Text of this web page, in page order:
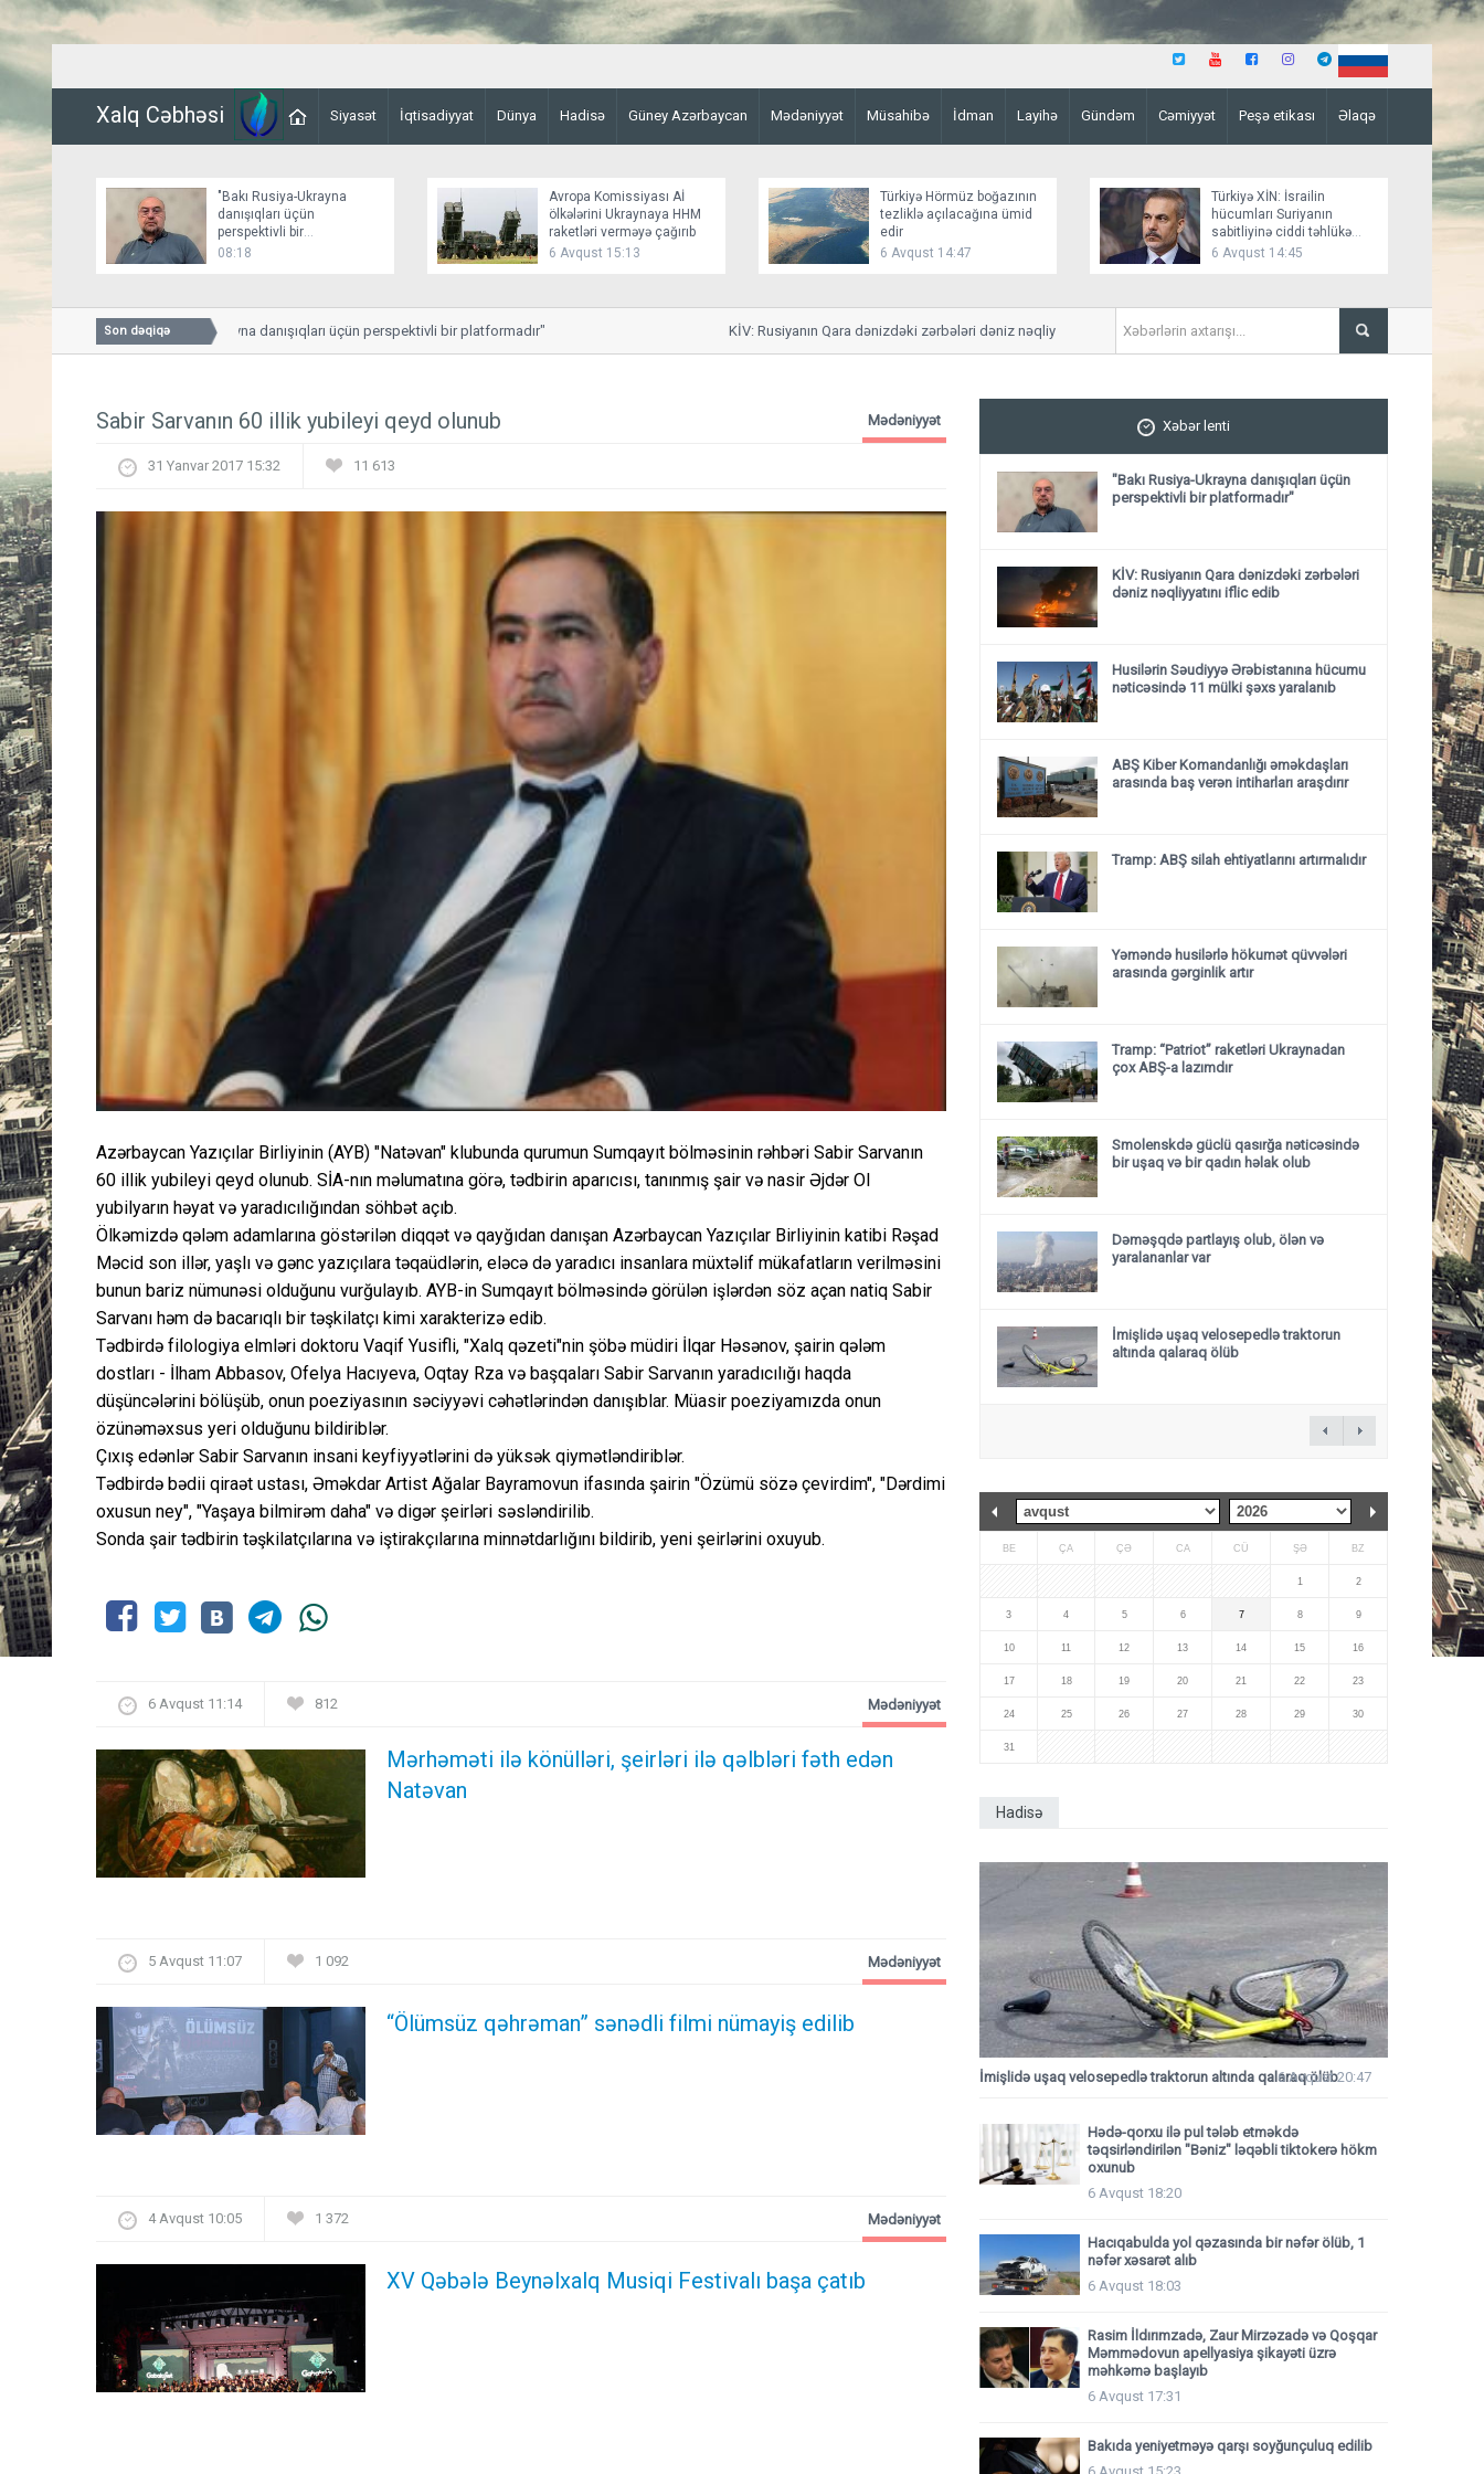
Xalq Cəbhəsi Siyasət İqtisadiyyat Dünya Hadisə Güney Azərbaycan Mədəniyyət Müsahibə İdman Layihə Gündəm Cəmiyyət Peşə etikası Əlaqə
"Bakı Rusiya-Ukrayna
danışıqları üçün
perspektivli bir
platformadır"
08:18
Avropa Komissiyası Aİ
ölkələrini Ukraynaya HHM
raketləri verməyə çağırıb
6 Avqust 15:13
Türkiyə Hörmüz boğazının
tezliklə açılacağına ümid
edir
6 Avqust 14:47
Türkiyə XİN: İsrailin
hücumları Suriyanın
sabitliyinə ciddi təhlükə
yaradır
6 Avqust 14:45
Son dəqiqə
"Bakı Rusiya-Ukrayna danışıqları üçün perspektivli bir platformadır" KİV: Rusiyanın Qara dənizdəki zərbələri dəniz nəqliyyatını iflic edib Husilərin Səudiyyə
Sabir Sarvanın 60 illik yubileyi qeyd olunub Mədəniyyət
31 Yanvar 2017 15:32 11 613
Azərbaycan Yazıçılar Birliyinin (AYB) "Natəvan" klubunda qurumun Sumqayıt bölməsinin rəhbəri Sabir Sarvanın
60 illik yubileyi qeyd olunub. SİA-nın məlumatına görə, tədbirin aparıcısı, tanınmış şair və nasir Əjdər Ol
yubilyarın həyat və yaradıcılığından söhbət açıb.
Ölkəmizdə qələm adamlarına göstərilən diqqət və qayğıdan danışan Azərbaycan Yazıçılar Birliyinin katibi Rəşad
Məcid son illər, yaşlı və gənc yazıçılara təqaüdlərin, eləcə də yaradıcı insanlara müxtəlif mükafatların verilməsini
bunun bariz nümunəsi olduğunu vurğulayıb. AYB-in Sumqayıt bölməsində görülən işlərdən söz açan natiq Sabir
Sarvanı həm də bacarıqlı bir təşkilatçı kimi xarakterizə edib.
Tədbirdə filologiya elmləri doktoru Vaqif Yusifli, "Xalq qəzeti"nin şöbə müdiri İlqar Həsənov, şairin qələm
dostları - İlham Abbasov, Ofelya Hacıyeva, Oqtay Rza və başqaları Sabir Sarvanın yaradıcılığı haqda
düşüncələrini bölüşüb, onun poeziyasının səciyyəvi cəhətlərindən danışıblar. Müasir poeziyamızda onun
özünəməxsus yeri olduğunu bildiriblər.
Çıxış edənlər Sabir Sarvanın insani keyfiyyətlərini də yüksək qiymətləndiriblər.
Tədbirdə bədii qiraət ustası, Əməkdar Artist Ağalar Bayramovun ifasında şairin "Özümü sözə çevirdim", "Dərdimi
oxusun ney", "Yaşaya bilmirəm daha" və digər şeirləri səsləndirilib.
Sonda şair tədbirin təşkilatçılarına və iştirakçılarına minnətdarlığını bildirib, yeni şeirlərini oxuyub.
6 Avqust 11:14 812
Mərhəməti ilə könülləri, şeirləri ilə qəlbləri fəth edən
Natəvan
Mədəniyyət
5 Avqust 11:07 1 092
“Ölümsüz qəhrəman” sənədli filmi nümayiş edilib
Mədəniyyət
4 Avqust 10:05 1 372
XV Qəbələ Beynəlxalq Musiqi Festivalı başa çatıb
Mədəniyyət
Xəbər lenti
"Bakı Rusiya-Ukrayna danışıqları üçün
perspektivli bir platformadır"
KİV: Rusiyanın Qara dənizdəki zərbələri
dəniz nəqliyyatını iflic edib
Husilərin Səudiyyə Ərəbistanına hücumu
nəticəsində 11 mülki şəxs yaralanıb
ABŞ Kiber Komandanlığı əməkdaşları
arasında baş verən intiharları araşdırır
Tramp: ABŞ silah ehtiyatlarını artırmalıdır
Yəməndə husilərlə hökumət qüvvələri
arasında gərginlik artır
Tramp: “Patriot” raketləri Ukraynadan
çox ABŞ-a lazımdır
Smolenskdə güclü qasırğa nəticəsində
bir uşaq və bir qadın həlak olub
Dəməşqdə partlayış olub, ölən və
yaralananlar var
İmişlidə uşaq velosepedlə traktorun
altında qalaraq ölüb
BE ÇA ÇƏ CA CÜ ŞƏ BZ
1 2
3 4 5 6 7 8 9
10 11 12 13 14 15 16
17 18 19 20 21 22 23
24 25 26 27 28 29 30
31
Hadisə
İmişlidə uşaq velosepedlə traktorun altında qalaraq ölüb
6 Avqust 20:47
Hədə-qorxu ilə pul tələb etməkdə
təqsirləndirilən "Bəniz" ləqəbli tiktokerə hökm
oxunub
6 Avqust 18:20
Hacıqabulda yol qəzasında bir nəfər ölüb, 1
nəfər xəsarət alıb
6 Avqust 18:03
Rasim İldırımzadə, Zaur Mirzəzadə və Qoşqar
Məmmədovun apellyasiya şikayəti üzrə
məhkəmə başlayıb
6 Avqust 17:31
Bakıda yeniyetməyə qarşı soyğunçuluq edilib